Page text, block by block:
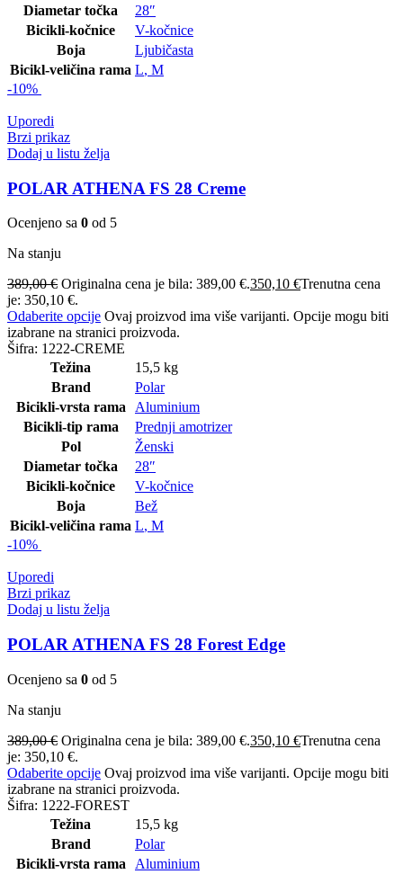
Diametar točka
28″
Bicikli-kočnice
V-kočnice
Boja
Ljubičasta
Bicikl-veličina rama L, M
-10%
Uporedi
Brzi prikaz
Dodaj u listu želja
POLAR ATHENA FS 28 Creme
Ocenjeno sa 0 od 5
Na stanju
389,00€ Originalna cena je bila: 389,00 €.350,10 €Trenutna cena
je: 350,10 €.
Odaberite opcije Ovaj proizvod ima više varijanti. Opcije mogu biti
izabrane na stranici proizvoda.
Šifra: 1222-CREME
Težina
15,5 kg
Brand
Polar
Bicikli-vrsta rama
Aluminium
Bicikli-tip rama
Prednji amotrizer
Pol
Ženski
Diametar točka
28″
Bicikli-kočnice
V-kočnice
Boja
Bež
Bicikl-veličina rama L, M
-10%
Uporedi
Brzi prikaz
Dodaj u listu želja
POLAR ATHENA FS 28 Forest Edge
Ocenjeno sa 0 od 5
Na stanju
389,00€ Originalna cena je bila: 389,00 €.350,10 €Trenutna cena
je: 350,10 €.
Odaberite opcije Ovaj proizvod ima više varijanti. Opcije mogu biti
izabrane na stranici proizvoda.
Šifra: 1222-FOREST
Težina
15,5 kg
Brand
Polar
Bicikli-vrsta rama
Aluminium